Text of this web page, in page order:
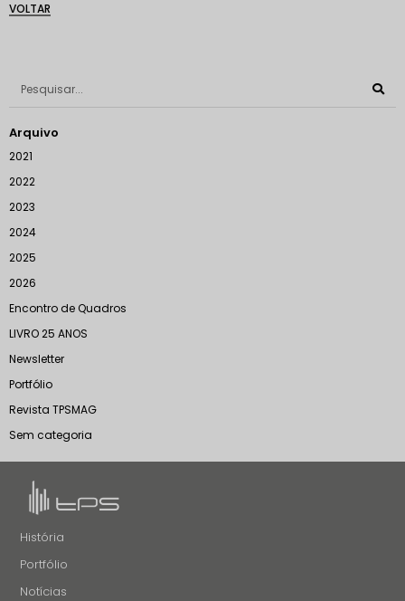
VOLTAR
Arquivo
2021
2022
2023
2024
2025
2026
Encontro de Quadros
LIVRO 25 ANOS
Newsletter
Portfólio
Revista TPSMAG
Sem categoria
História
Portfólio
Notícias